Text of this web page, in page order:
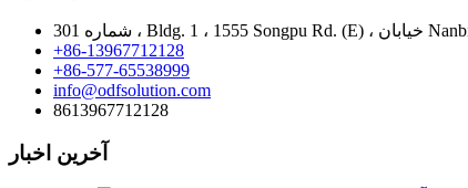
+86-13967712128
+86-577-65538999
info@odfsolution.com
8613967712128
آخرین اخبار